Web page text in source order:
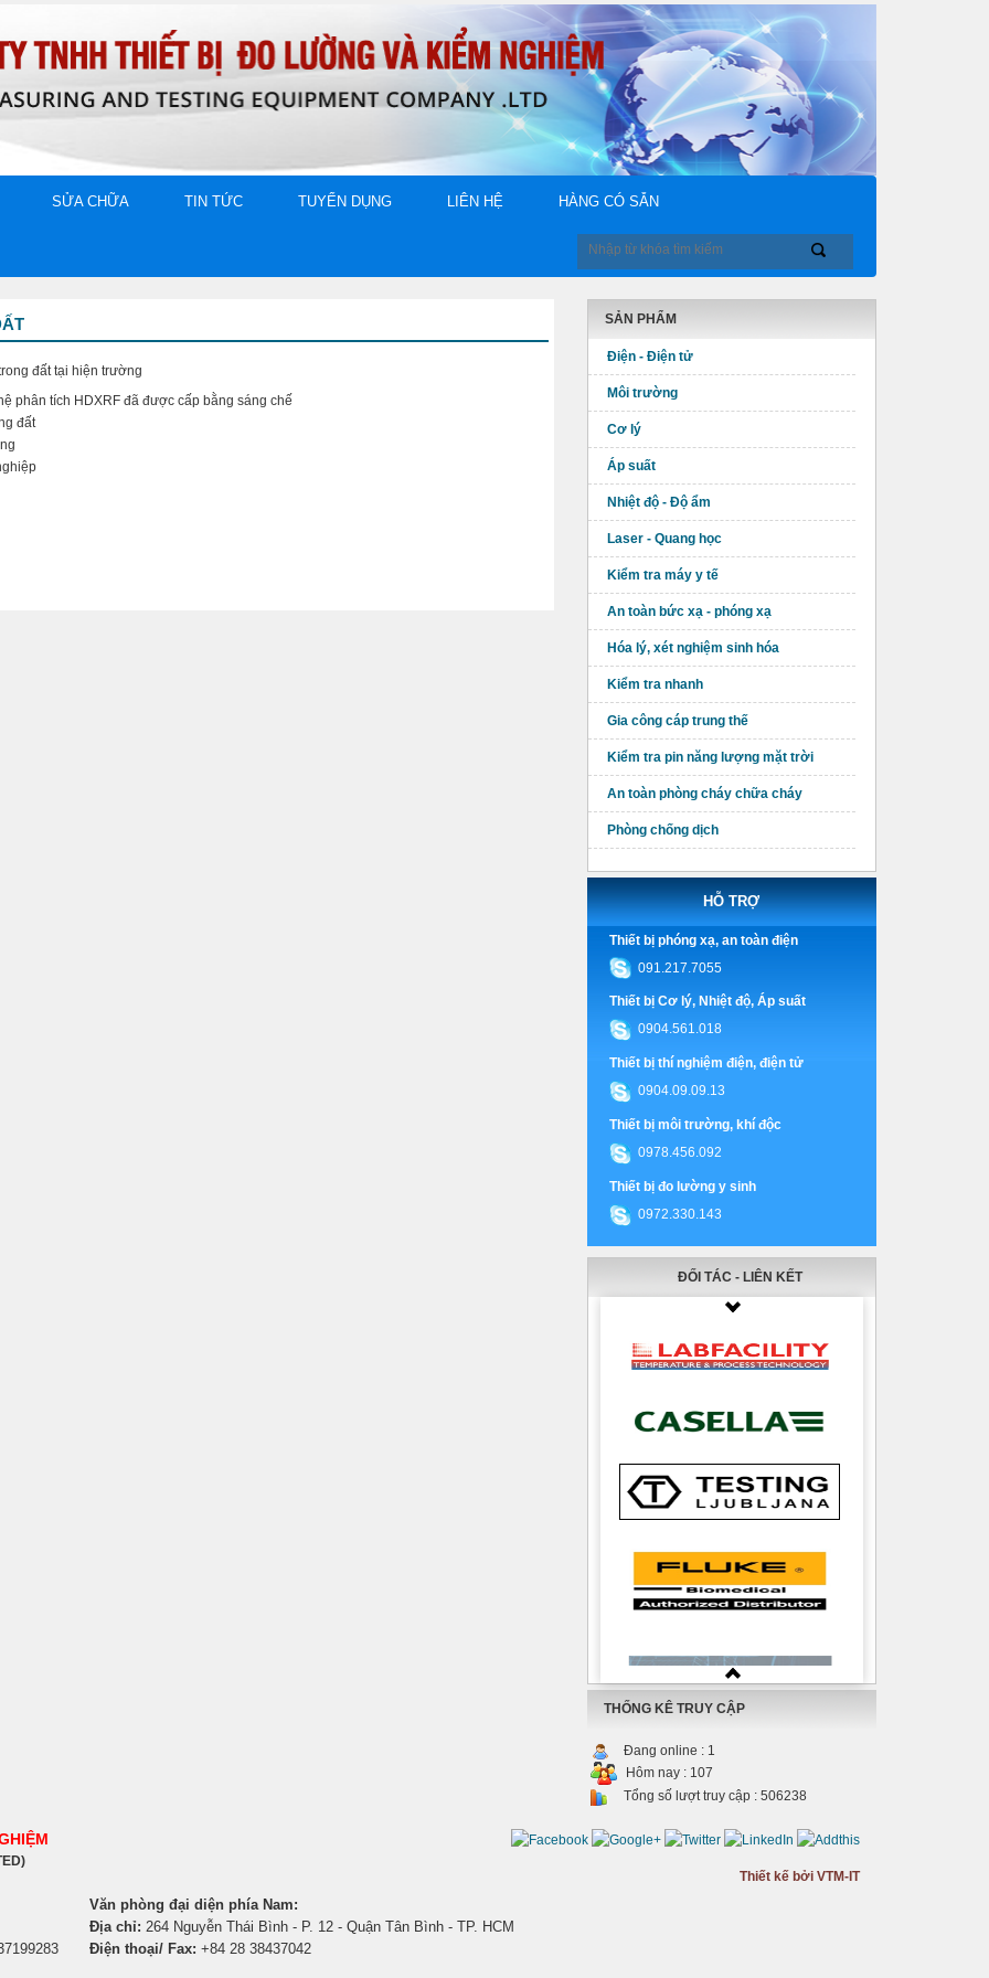
SỬA CHỮA TIN TỨC TUYỂN DỤNG LIÊN HỆ HÀNG CÓ SẴN
đất tại hiện trường
phân tích HDXRF đã được cấp bằng sáng chế
đất
SẢN PHẨM
Điện - Điện tử
Môi trường
Cơ lý
Áp suất
Nhiệt độ - Độ ẩm
Laser - Quang học
Kiểm tra máy y tế
An toàn bức xạ - phóng xạ
Hóa lý, xét nghiệm sinh hóa
Kiểm tra nhanh
Gia công cáp trung thế
Kiểm tra pin năng lượng mặt trời
An toàn phòng cháy chữa cháy
Phòng chống dịch
HỖ TRỢ
Thiết bị phóng xạ, an toàn điện
091.217.7055
Thiết bị Cơ lý, Nhiệt độ, Áp suất
0904.561.018
Thiết bị thí nghiệm điện, điện tử
0904.09.09.13
Thiết bị môi trường, khí độc
0978.456.092
Thiết bị đo lường y sinh
0972.330.143
ĐỐI TÁC - LIÊN KẾT
THỐNG KÊ TRUY CẬP
Đang online : 1
Hôm nay : 107
Tổng số lượt truy cập : 506238
Văn phòng đại diện phía Nam:
Địa chỉ: 264 Nguyễn Thái Bình - P. 12 - Quận Tân Bình - TP. HCM
Điện thoại/ Fax: +84 28 38437042
Thiết kế bởi VTM-IT